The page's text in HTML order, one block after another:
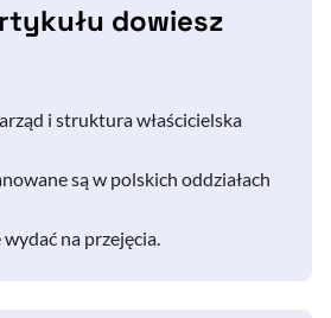
dowiesz
i struktura właścicielska
są w polskich oddziałach
na przejęcia.